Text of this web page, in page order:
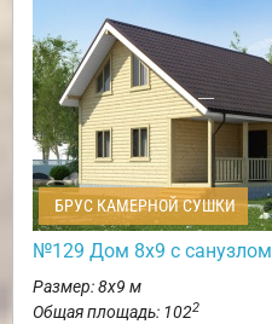
БРУС КАМЕРНОЙ СУШКИ
№129 Дом 8х9 с санузлом
Размер: 8х9 м
Общая площадь: 1022